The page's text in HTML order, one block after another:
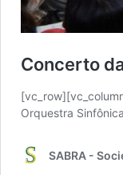
Concerto
Orquestra
SABRA -